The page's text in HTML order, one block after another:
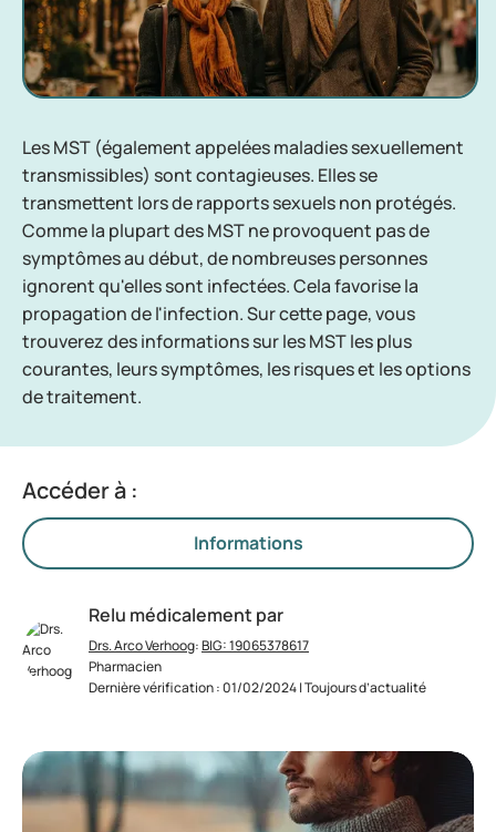
Les MST (également appelées maladies sexuellement
transmissibles) sont contagieuses. Elles se
transmettent lors de rapports sexuels non protégés.
Comme la plupart des MST ne provoquent pas de
symptômes au début, de nombreuses personnes
ignorent qu'elles sont infectées. Cela favorise la
propagation de l'infection. Sur cette page, vous
trouverez des informations sur les MST les plus
courantes, leurs symptômes, les risques et les options
de traitement.
Accéder à :
Informations
Relu médicalement par
Drs. Arco Verhoog:BIG: 19065378617
Pharmacien
Dernière vérification : 01/02/2024 | Toujours d’actualité